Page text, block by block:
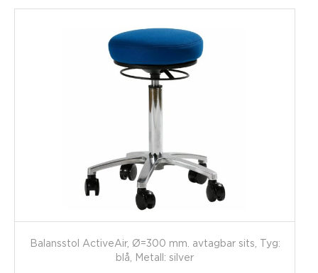
Balansstol ActiveAir, Ø=300 mm. avtagbar sits, Tyg:
blå, Metall: silver